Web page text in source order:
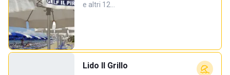
e altri 12…
Lido Il Grillo